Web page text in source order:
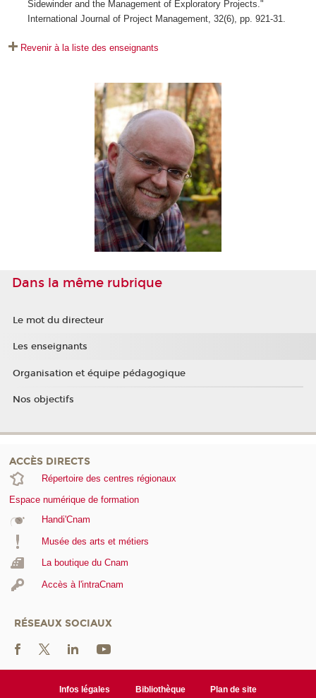
Sidewinder and the Management of Exploratory Projects."
International Journal of Project Management, 32(6), pp. 921-31.
Revenir à la liste des enseignants
Dans la même rubrique
Le mot du directeur
Les enseignants
Organisation et équipe pédagogique
Nos objectifs
ACCÈS DIRECTS
Répertoire des centres régionaux
Espace numérique de formation
Handi'Cnam
Musée des arts et métiers
La boutique du Cnam
Accès à l'intraCnam
RÉSEAUX SOCIAUX
Infos légales Bibliothèque Plan de site